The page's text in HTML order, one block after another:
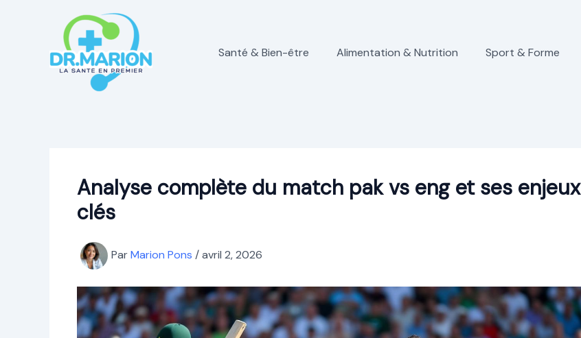
Santé & Bien-être Alimentation & Nutrition Sport & Forme
Analyse complète du match pak vs eng et ses enjeux
clés
ParMarion Pons /avril 2, 2026